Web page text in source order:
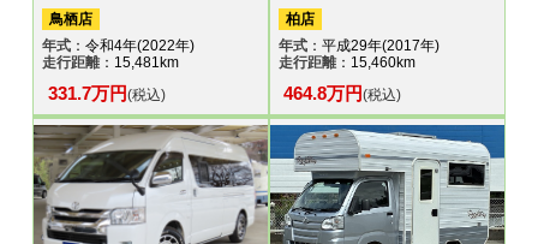
鳥栖店
年式 ：令和4年(2022年)
走行距離：15,481km
331.7万円(税込)
柏店
年式：平成29年(2017年)
走行距離：15,460km
464.8万円(税込)